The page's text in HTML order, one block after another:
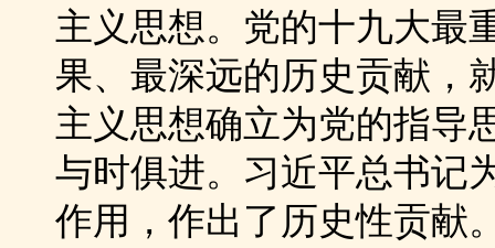
主义思想。党的十九大最
果、最深远的历史贡献，
主义思想确立为党的指导
与时俱进。习近平总书记
作用，作出了历史性贡献